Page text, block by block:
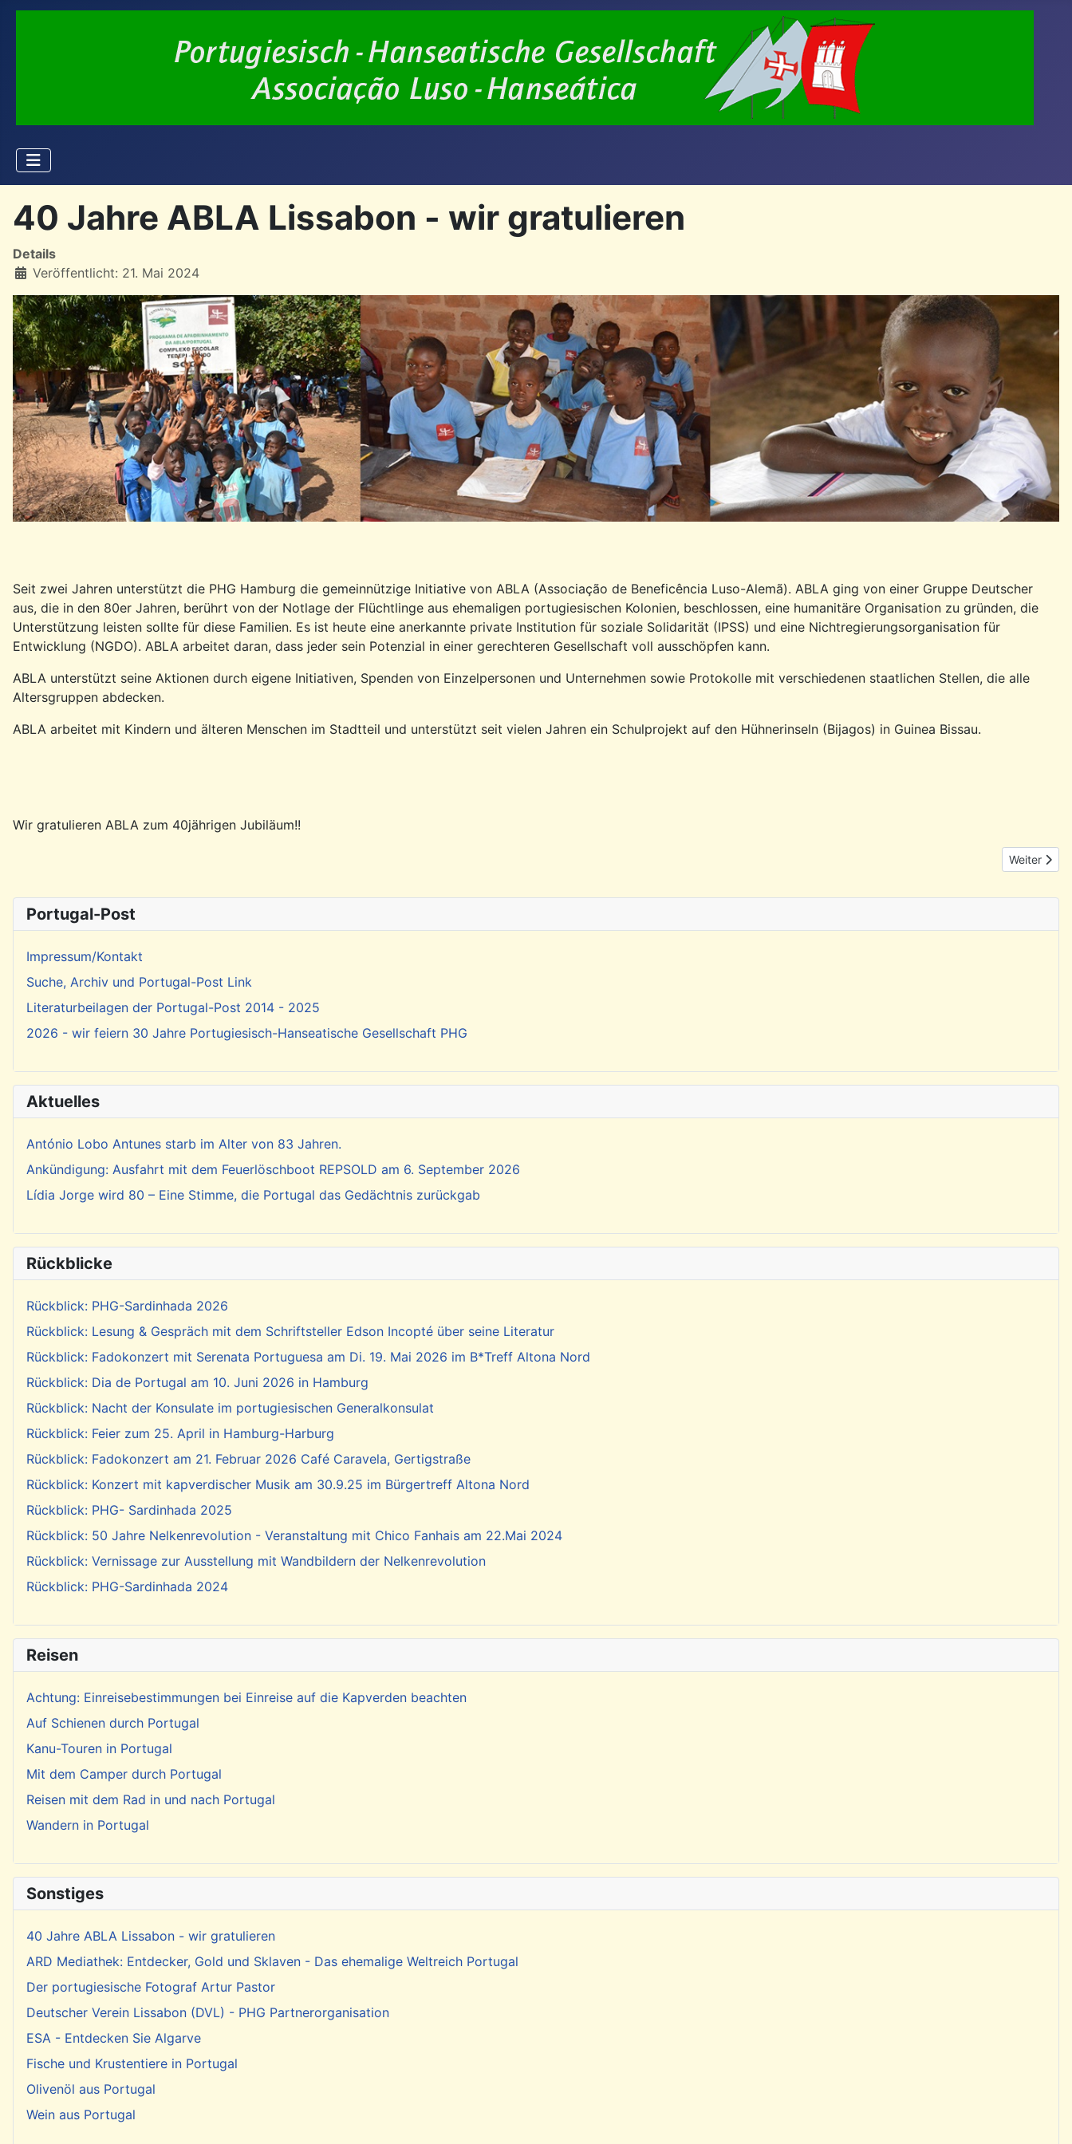
40 Jahre ABLA Lissabon - wir gratulieren
Details
Veröffentlicht: 21. Mai 2024
Seit zwei Jahren unterstützt die PHG Hamburg die gemeinnützige Initiative von ABLA (Associação de Beneficência Luso-Alemã). ABLA ging von einer Gruppe Deutscher
aus, die in den 80er Jahren, berührt von der Notlage der Flüchtlinge aus ehemaligen portugiesischen Kolonien, beschlossen, eine humanitäre Organisation zu gründen, die
Unterstützung leisten sollte für diese Familien. Es ist heute eine anerkannte private Institution für soziale Solidarität (IPSS) und eine Nichtregierungsorganisation für
Entwicklung (NGDO). ABLA arbeitet daran, dass jeder sein Potenzial in einer gerechteren Gesellschaft voll ausschöpfen kann.
ABLA unterstützt seine Aktionen durch eigene Initiativen, Spenden von Einzelpersonen und Unternehmen sowie Protokolle mit verschiedenen staatlichen Stellen, die alle
Altersgruppen abdecken.
ABLA arbeitet mit Kindern und älteren Menschen im Stadtteil und unterstützt seit vielen Jahren ein Schulprojekt auf den Hühnerinseln (Bijagos) in Guinea Bissau.
Wir gratulieren ABLA zum 40jährigen Jubiläum!!
Nächster
Weiter
Portugal-Post
Impressum/Kontakt
Suche, Archiv und Portugal-Post Link
Literaturbeilagen der Portugal-Post 2014 - 2025
2026 - wir feiern 30 Jahre Portugiesisch-Hanseatische Gesellschaft PHG
Aktuelles
António Lobo Antunes starb im Alter von 83 Jahren.
Ankündigung: Ausfahrt mit dem Feuerlöschboot REPSOLD am 6. September 2026
Lídia Jorge wird 80 – Eine Stimme, die Portugal das Gedächtnis zurückgab
Rückblicke
Rückblick: PHG-Sardinhada 2026
Rückblick: Lesung & Gespräch mit dem Schriftsteller Edson Incopté über seine Literatur
Rückblick: Fadokonzert mit Serenata Portuguesa am Di. 19. Mai 2026 im B*Treff Altona Nord
Rückblick: Dia de Portugal am 10. Juni 2026 in Hamburg
Rückblick: Nacht der Konsulate im portugiesischen Generalkonsulat
Rückblick: Feier zum 25. April in Hamburg-Harburg
Rückblick: Fadokonzert am 21. Februar 2026 Café Caravela, Gertigstraße
Rückblick: Konzert mit kapverdischer Musik am 30.9.25 im Bürgertreff Altona Nord
Rückblick: PHG- Sardinhada 2025
Rückblick: 50 Jahre Nelkenrevolution - Veranstaltung mit Chico Fanhais am 22.Mai 2024
Rückblick: Vernissage zur Ausstellung mit Wandbildern der Nelkenrevolution
Rückblick: PHG-Sardinhada 2024
Reisen
Achtung: Einreisebestimmungen bei Einreise auf die Kapverden beachten
Auf Schienen durch Portugal
Kanu-Touren in Portugal
Mit dem Camper durch Portugal
Reisen mit dem Rad in und nach Portugal
Wandern in Portugal
Sonstiges
40 Jahre ABLA Lissabon - wir gratulieren
ARD Mediathek: Entdecker, Gold und Sklaven - Das ehemalige Weltreich Portugal
Der portugiesische Fotograf Artur Pastor
Deutscher Verein Lissabon (DVL) - PHG Partnerorganisation
ESA - Entdecken Sie Algarve
Fische und Krustentiere in Portugal
Olivenöl aus Portugal
Wein aus Portugal